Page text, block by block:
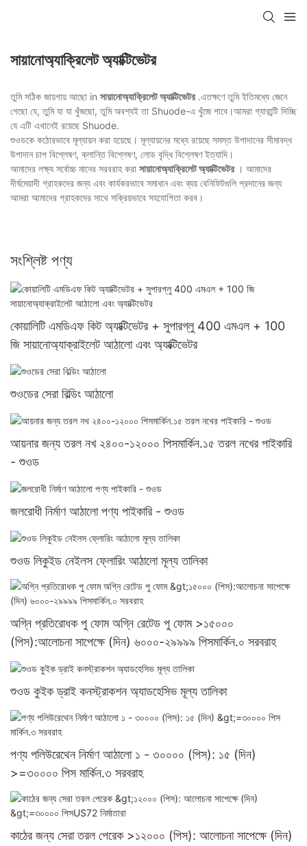
সায়ানোঅ্যাক্রিলেট অ্যাক্টিভেটর
তুমি সঠিক জায়গায় আছো in সায়ানোঅ্যাক্রিলেট অ্যাক্টিভেটর .এতক্ষণে তুমি ইতিমধ্যে জেনে
গেছো যে, তুমি যা যা খুঁজছো, তুমি অবশ্যই তা Shuode-এ খুঁজে পাবে।আমরা গ্যারান্টি দিচ্ছি
যে এটি এখানেই রয়েছে Shuode.
শুওডকে কঠোরভাবে মূল্যায়ন করা হয়েছে। মূল্যায়নের মধ্যে রয়েছে সমস্ত উপাদানের সীমাবদ্ধ
উপাদান চাপ বিশ্লেষণ, ক্লান্তি বিশ্লেষণ, লোড বৃদ্ধি বিশ্লেষণ ইত্যাদি।
আমাদের লক্ষ্য সর্বোচ্চ মানের সরবরাহ করা সায়ানোঅ্যাক্রিলেট অ্যাক্টিভেটর । আমাদের
দীর্ঘমেয়াদী গ্রাহকদের জন্য এবং কার্যকরভাবে সমাধান এবং ব্যয় বেনিফিটগুলি প্রদানের জন্য
আমরা আমাদের গ্রাহকদের সাথে সক্রিয়ভাবে সহযোগিতা করব।
সংশ্লিষ্ট পণ্য
কোয়ালিটি এমডিএফ কিট অ্যাক্টিভেটর + সুপারগ্লু 400 এমএল + 100
জি সায়ানোঅ্যাক্রাইলেট আঠালো এবং অ্যাক্টিভেটর
শুওডের সেরা বিল্ডিং আঠালো
আয়নার জন্য তরল নখ ২৪০০-১২০০০ পিসমার্কিন.১৫ তরল নখের পাইকারি
- শুওড
জলরোধী নির্মাণ আঠালো পণ্য পাইকারি - শুওড
শুওড লিকুইড নেইলস ফ্লোরিং আঠালো মূল্য তালিকা
অগ্নি প্রতিরোধক পু ফোম অগ্নি রেটেড পু ফোম >১৫০০০
(পিস):আলোচনা সাপেক্ষে (দিন) ৬০০০-২৯৯৯৯ পিসমার্কিন.০ সরবরাহ
শুওড কুইক ড্রাই কনস্ট্রাকশন অ্যাডহেসিভ মূল্য তালিকা
পণ্য পলিউরেথেন নির্মাণ আঠালো ১ - ৩০০০০ (পিস): ১৫ (দিন)
>=৩০০০০ পিস মার্কিন.৩ সরবরাহ
কাঠের জন্য সেরা তরল পেরেক >১২০০০ (পিস): আলোচনা সাপেক্ষে (দিন)